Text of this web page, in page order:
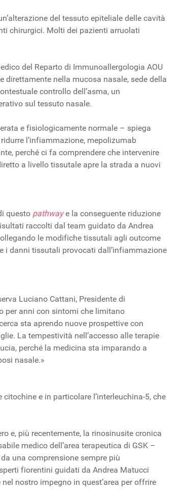
del tessuto epiteliale delle cavità
chirurgici. Molti dei pazienti arruolati
del Reparto di Immunoallergologia AOU
nella mucosa nasale, sede della
controllo dell’asma, un
sul tessuto nasale.
e fisiologicamente normale – spiega
l’infiammazione, mepolizumab
perché ci fa comprendere che intervenire
a livello tissutale apre la strada a nuovi
questo pathwaye la conseguente riduzione
raccolti dal team guidato da Andrea
le modifiche tissutali agli outcome
i danni tissutali provocati dall’infiammazione
Luciano Cattani, Presidente di
per anni con sintomi che limitano
sta aprendo nuove prospettive con
La tempestività nell’accesso alle terapie
perché la medicina sta imparando a
nasale.»
e in particolare l’interleuchina-5, che
e, più recentemente, la rinosinusite cronica
medico dell’area terapeutica di GSK –
una comprensione sempre più
fiorentini guidati da Andrea Matucci
nostro impegno in quest’area per offrire